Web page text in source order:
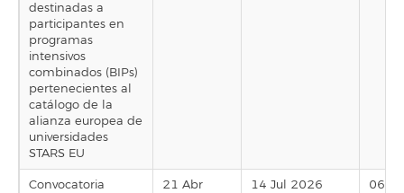
destinadas a
participantes en
programas
intensivos
combinados (BIPs)
pertenecientes al
catálogo de la
alianza europea de
universidades
STARS EU
Convocatoria
21 Abr
14 Jul 2026
06